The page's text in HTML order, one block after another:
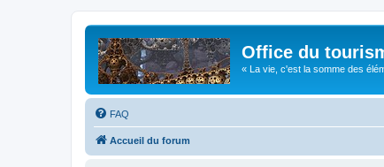
Office du
« La vie, c'est la somme des
FAQ
Accueil du forum